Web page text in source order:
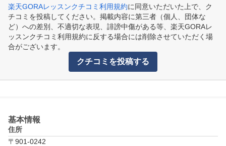
楽天GORAレッスンクチコミ利用規約に同意いただいた上で、ク
チコミを投稿してください。掲載内容に第三者（個人、団体な
ど）への差別、不適切な表現、誹謗中傷がある等、楽天GORAレ
ッスンクチコミ利用規約に反する場合には削除させていただく場
合がございます。
クチコミを投稿する
基本情報
住所
〒901-0242